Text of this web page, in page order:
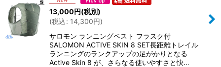
13,000円(税別)
(税込: 14,300円)
サロモン ランニングベスト フラスク付
SALOMON ACTIVE SKIN 8 SET長距離トレイル
ランニングのランクアップの足がかりとなる
Active Skin 8 が、さらなる使いやすさと快…